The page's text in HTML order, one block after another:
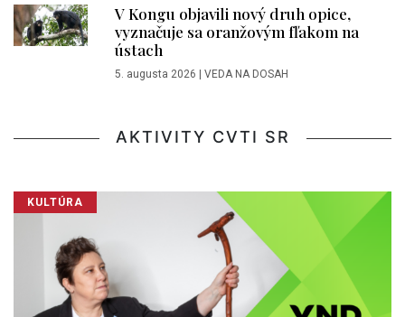
V Kongu objavili nový druh opice,
vyznačuje sa oranžovým fľakom na
ústach
5. augusta 2026 VEDA NA DOSAH
AKTIVITY CVTI SR
KULTÚRA